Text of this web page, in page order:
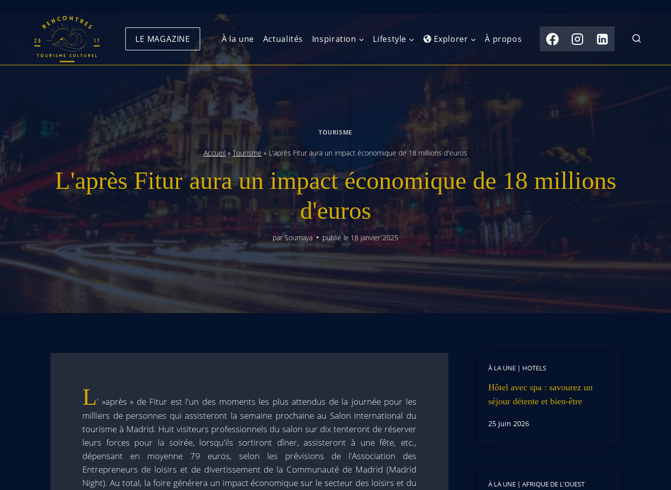
LE MAGAZINE À la une Actualités Inspiration Lifestyle Explorer
Europe du Nord
Europe de l’Est Amérique du Sud
Afrique du Nord
(Maghreb)
Afrique de l’Ouest
Afrique de l’Est
Afrique australe
Moyen-Orient
Asie du Sud-Est
Extrême-Orient
Australasie
À propos
TOURISME
Accueil» Tourisme » L'après Fitur aura un impact économique de 18 millions d'euros
L'après Fitur aura un impact économique de 18 millions
d'euros
parSoumaya publié le 18 janvier 2025
L' »après » de Fitur est l'un des moments les plus attendus de la journée pour les
milliers de personnes qui assisteront la semaine prochaine au Salon international du
tourisme à Madrid. Huit visiteurs professionnels du salon sur dix tenteront de réserver
leurs forces pour la soirée, lorsqu'ils sortiront dîner, assisteront à une fête, etc.,
dépensant en moyenne 79 euros, selon les prévisions de l'Association des
Entrepreneurs de loisirs et de divertissement de la Communauté de Madrid (Madrid
Night). Au total, la foire générera un impact économique sur le secteur des loisirs et du
À LA UNE| HOTELS
Hôtel avec spa : savourez un
séjour détente et bien-être
25 juin 2026
À LA UNE| AFRIQUE DE L'OUEST